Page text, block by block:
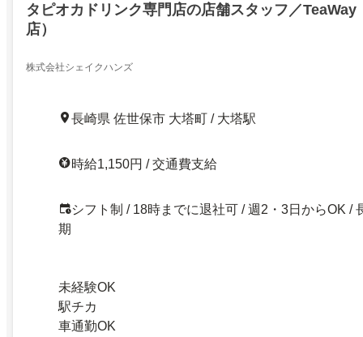
タピオカドリンク専門店の店舗スタッフ／TeaWay
店）
株式会社シェイクハンズ
長崎県 佐世保市 大塔町 / 大塔駅
時給1,150円 / 交通費支給
シフト制 / 18時までに退社可 / 週2・3日からOK /
期
未経験OK
駅チカ
車通勤OK